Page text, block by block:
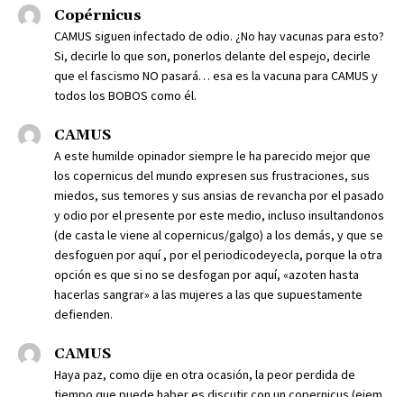
Copérnicus
CAMUS siguen infectado de odio. ¿No hay vacunas para esto?
Si, decirle lo que son, ponerlos delante del espejo, decirle
que el fascismo NO pasará… esa es la vacuna para CAMUS y
todos los BOBOS como él.
CAMUS
A este humilde opinador siempre le ha parecido mejor que
los copernicus del mundo expresen sus frustraciones, sus
miedos, sus temores y sus ansias de revancha por el pasado
y odio por el presente por este medio, incluso insultandonos
(de casta le viene al copernicus/galgo) a los demás, y que se
desfoguen por aquí , por el periodicodeyecla, porque la otra
opción es que si no se desfogan por aquí, «azoten hasta
hacerlas sangrar» a las mujeres a las que supuestamente
defienden.
CAMUS
Haya paz, como dije en otra ocasión, la peor perdida de